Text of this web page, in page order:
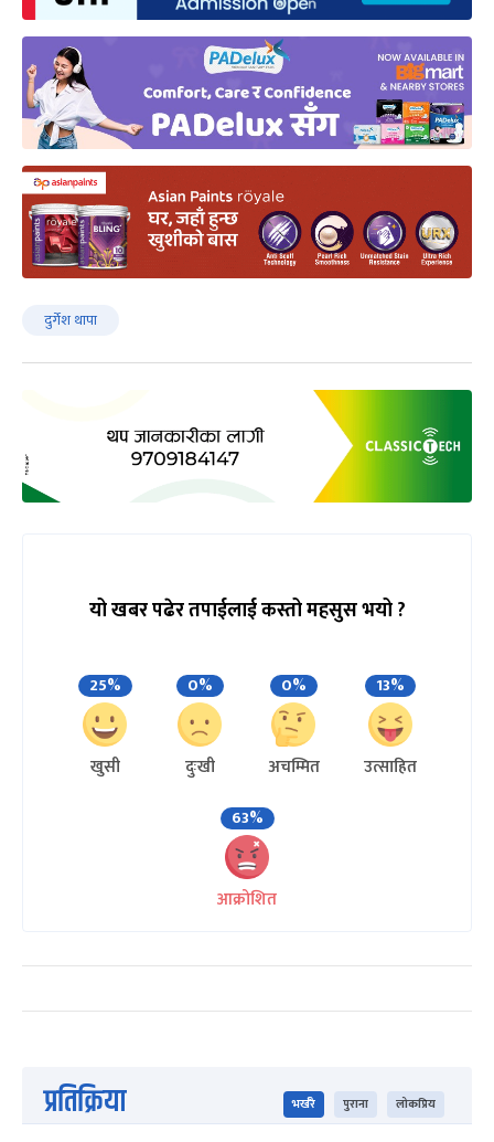
दुर्गेश थापा
यो खबर पढेर तपाईलाई कस्तो महसुस भयो ?
25%
खुसी
0%
दुःखी
0%
अचम्मित
13%
उत्साहित
63%
आक्रोशित
प्रतिक्रिया भर्खरै पुराना लोकप्रिय